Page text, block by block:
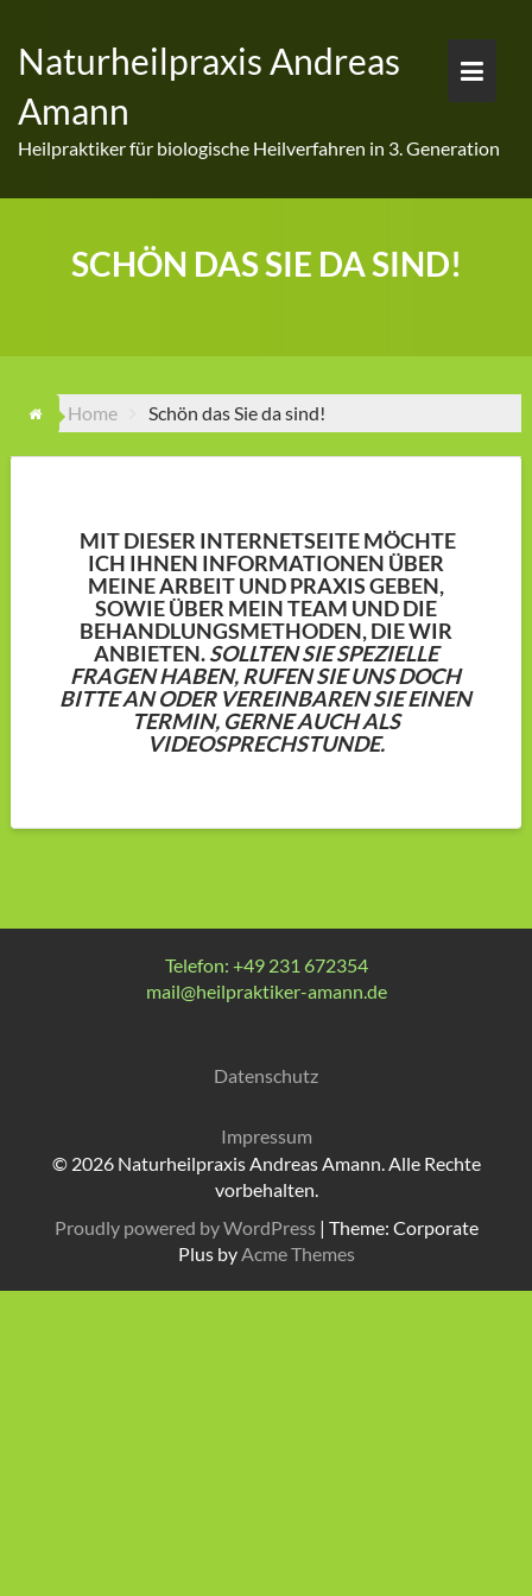
content
Naturheilpraxis Andreas
Amann
Heilpraktiker für biologische Heilverfahren in 3. Generation
SCHÖN DAS SIE DA SIND!
Home Schön das Sie da sind!
MIT DIESER INTERNETSEITE MÖCHTE
ICH IHNEN INFORMATIONEN ÜBER
MEINE ARBEIT UND PRAXIS GEBEN,
SOWIE ÜBER MEIN TEAM UND DIE
BEHANDLUNGSMETHODEN, DIE WIR
ANBIETEN.SOLLTEN SIE SPEZIELLE
FRAGEN HABEN, RUFEN SIE UNS DOCH
BITTE AN ODER VEREINBAREN SIE EINEN
TERMIN, GERNE AUCH ALS
VIDEOSPRECHSTUNDE.
Telefon: +49 231 672354
mail@heilpraktiker-amann.de
Datenschutz
Impressum
© 2026 Naturheilpraxis Andreas Amann. Alle Rechte
vorbehalten.
Proudly powered by WordPress | Theme: Corporate
Plus byAcme Themes